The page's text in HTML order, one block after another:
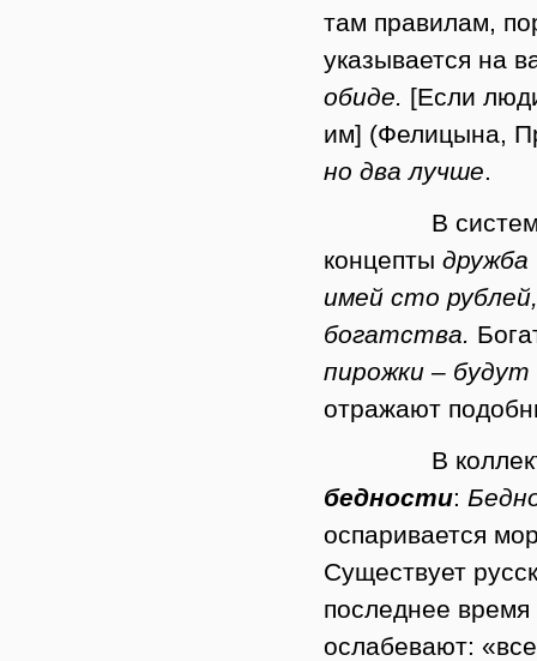
там правилам,
указывается на
обиде. [Если
им] (Фелицына,
но два лучше.
В
концепты дружба
имей сто
богатства.
пирожки –
отражают
В
бедности:
оспаривается
Существует
последнее время
ослабевают: